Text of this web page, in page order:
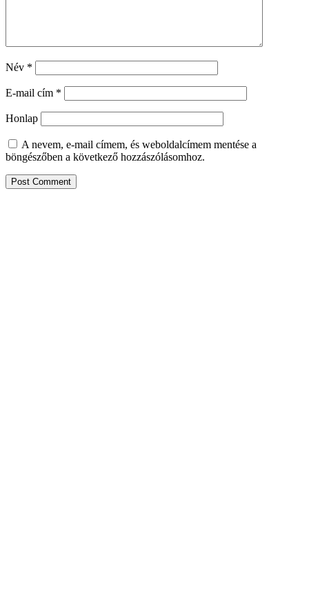
Név *
E-mail cím *
Honlap
A nevem, e-mail címem, és weboldalcímem mentése a
böngészőben a következő hozzászólásomhoz.